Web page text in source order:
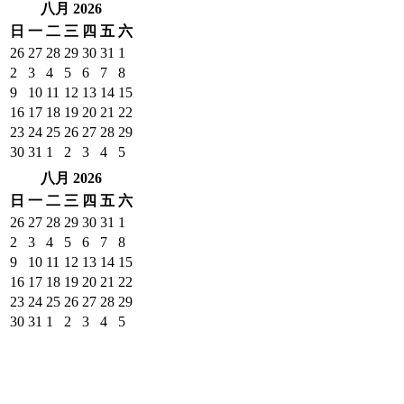
八月 2026
日 一 二 三 四 五 六
26 27 28 29 30 31 1
2
3 4 5 6 7
8
9
10 11 12 13 14 15
16 17 18 19 20 21 22
23 24 25 26 27 28 29
30 31 1 2 3 4
5
八月 2026
日 一 二 三 四 五 六
26 27 28 29 30 31 1
2
3 4 5 6 7
8
9
10 11 12 13 14 15
16 17 18 19 20 21 22
23 24 25 26 27 28 29
30 31 1 2 3 4 5